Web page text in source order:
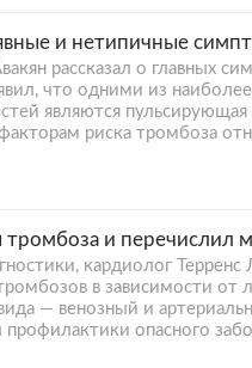
и нетипичные
рассказал о главных
что одними из
являются
риска тромбоза
тромбоза и перечислил
кардиолог
в зависимости от
— венозный и
опасного